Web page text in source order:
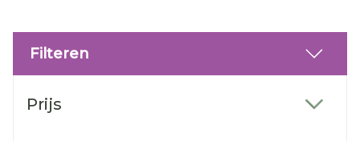
Filteren
Prijs